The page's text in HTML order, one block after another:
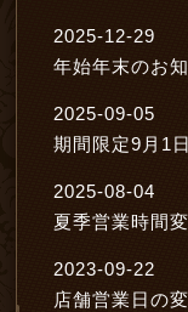
2025-12-29
年始年末のお
2025-09-05
期間限定9月1
2025-08-04
夏季営業時間
2023-09-22
店舗営業日の